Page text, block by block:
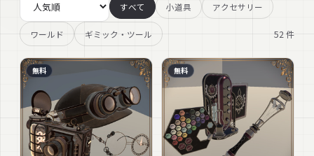
すべて 小道具 アクセサリー
ワールド ギミック・ツール 52 件
無料 無料